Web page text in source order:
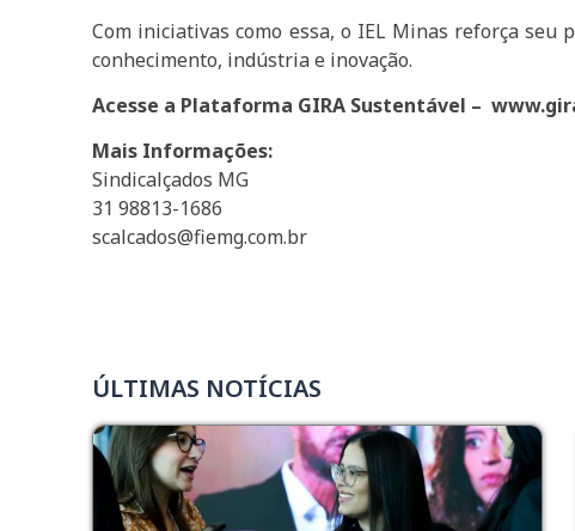
Com iniciativas como essa, o IEL Minas reforça
conhecimento, indústria e inovação.
Acesse a Plataforma GIRA Sustentável –
Mais Informações:
Sindicalçados MG
31 98813-1686
scalcados@fiemg.com.br
ÚLTIMAS NOTÍCIAS